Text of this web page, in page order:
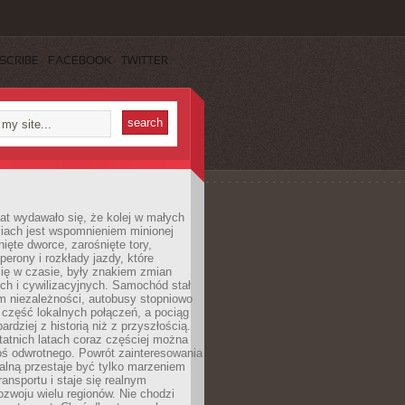
FACEBOOK TWITTER
wydawało się, że kolej w małych
jest wspomnieniem minionej
dworce, zarośnięte tory,
i rozkłady jazdy, które
w czasie, były znakiem zmian
i cywilizacyjnych. Samochód stał
niezależności, autobusy stopniowo
część lokalnych połączeń, a pociąg
z historią niż z przyszłością.
latach coraz częściej można
odwrotnego. Powrót zainteresowania
przestaje być tylko marzeniem
i staje się realnym
wielu regionów. Nie chodzi